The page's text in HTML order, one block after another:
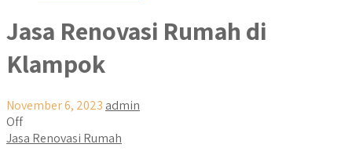
Jasa Renovasi Rumah di
Klampok
November 6, 2023 admin
Off
Jasa Renovasi Rumah